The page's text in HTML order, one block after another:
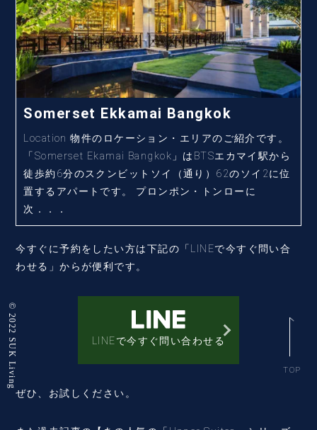
Somerset Ekkamai Bangkok
Location 物件のロケーション・エリアのご紹介です。
「Somerset Ekamai Bangkok」はBTSエカマイ駅から
徒歩約6分のスクンビットソイ（通り）62のソイ2に位
置するアパートです。 プロンポン・トンローに
次．．．
今すぐに予約をしたい方は下記の「LINEで今すぐ問い合
わせる」からが便利です。
LINEで今すぐ問い合わせる
ぜひ、お試しください。
TOP
© 2022 SUK Living